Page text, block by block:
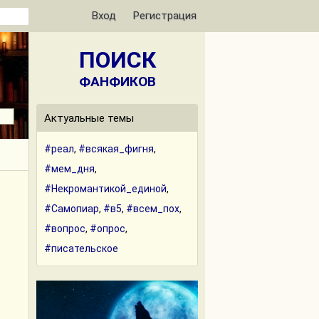
Вход Регистрация
ПОИСК
ФАНФИКОВ
Актуальные темы
#реал, #всякая_фигня,
#мем_дня,
#Некромантикой_единой,
#Самопиар, #в5, #всем_пох,
#вопрос, #опрос,
#писательское